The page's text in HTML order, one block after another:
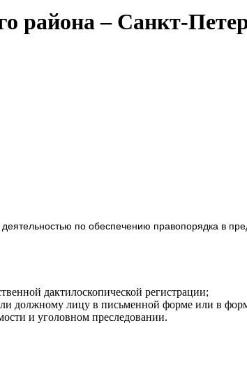
района – Санкт-
по обеспечению правопорядка в
дактилоскопической регистрации;
должному лицу в письменной форме или в
и уголовном преследовании.